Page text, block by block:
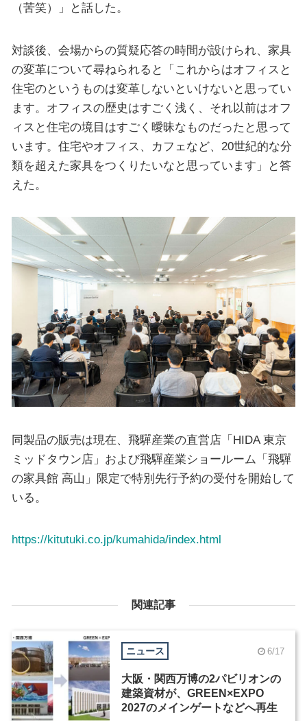
（苦笑）」と話した。
対談後、会場からの質疑応答の時間が設けられ、家具
の変革について尋ねられると「これからはオフィスと
住宅のというものは変革しないといけないと思ってい
ます。オフィスの歴史はすごく浅く、それ以前はオフ
ィスと住宅の境目はすごく曖昧なものだったと思って
います。住宅やオフィス、カフェなど、20世紀的な分
類を超えた家具をつくりたいなと思っています」と答
えた。
同製品の販売は現在、飛驒産業の直営店「HIDA 東京
ミッドタウン店」および飛驒産業ショールーム「飛驒
の家具館 高山」限定で特別先行予約の受付を開始して
いる。
https://kitutuki.co.jp/kumahida/index.html
関連記事
ニュース 6/17
大阪・関西万博の2パビリオンの
建築資材が、GREEN×EXPO
2027のメインゲートなどへ再生